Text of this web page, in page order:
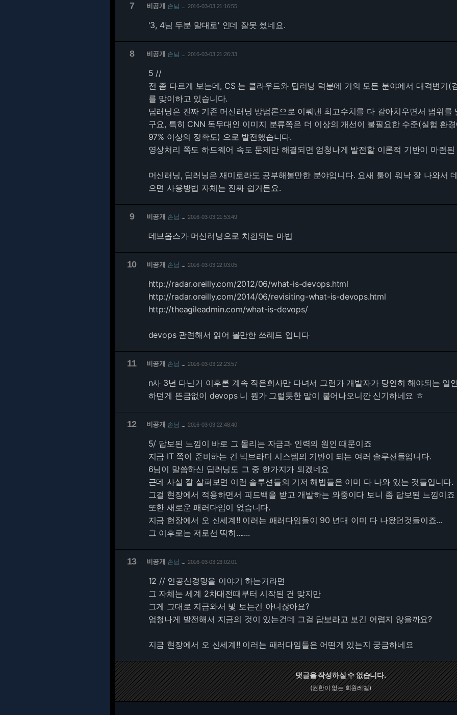
7 비공개 손님 2016-03-03 21:16:55
'3, 4님 두분 말대로' 인데 잘못 썼네요.
8 비공개 손님 2016-03-03 21:26:33
5 //
전 좀 다르게 보는데, CS 는 클라우드와 딥러닝 덕분에 거의 모든 분야에서 대격변기(
를 맞이하고 있습니다.
딥러닝은 진짜 기존 머신러닝 방법론으로 이뤄낸 최고수치를 다 갈아치우면서 범위를
구요, 특히 CNN 독무대인 이미지 분류쪽은 더 이상의 개선이 불필요한 수준(실험 환
97% 이상의 정확도) 으로 발전했습니다.
영상처리 쪽도 하드웨어 속도 문제만 해결되면 엄청나게 발전할 이론적 기반이 마련된
머신러닝, 딥러닝은 재미로라도 공부해볼만한 분야입니다. 요새 툴이 워낙 잘 나와서
으면 사용방법 자체는 진짜 쉽거든요.
9 비공개 손님 2016-03-03 21:53:49
데브옵스가 머신러닝으로 치환되는 마법
10 비공개 손님 2016-03-03 22:03:05
http://radar.oreilly.com/2012/06/what-is-devops.html
http://radar.oreilly.com/2014/06/revisiting-what-is-devops.html
http://theagileadmin.com/what-is-devops/
devops 관련해서 읽어 볼만한 쓰레드 입니다
11 비공개 손님 2016-03-03 22:23:57
n사 3년 다닌거 이후론 계속 작은회사만 다녀서 그런가 개발자가 당연히 해야되는 일
하던게 뜬금없이 devops 니 뭔가 그럴듯한 말이 붙어나오니깐 신기하네요 ㅎ
12 비공개 손님 2016-03-03 22:48:40
5/ 답보된 느낌이 바로 그 몰리는 자금과 인력의 원인 때문이죠
지금 IT 쪽이 준비하는 건 빅브라더 시스템의 기반이 되는 여러 솔루션들입니다.
6님이 말씀하신 딥러닝도 그 중 한가지가 되겠네요
근데 사실 잘 살펴보면 이런 솔루션들의 기저 해법들은 이미 다 나와 있는 것들입니다.
그걸 현장에서 적용하면서 피드백을 받고 개발하는 와중이다 보니 좀 답보된 느낌이죠
또한 새로운 패러다임이 없습니다.
지금 현장에서 오 신세계!! 이러는 패러다임들이 90 년대 이미 다 나왔던것들이죠...
그 이후로는 저로선 딱히.......
13 비공개 손님 2016-03-03 23:02:01
12 // 인공신경망을 이야기 하는거라면
그 자체는 세계 2차대전때부터 시작된 건 맞지만
그게 그대로 지금와서 빛 보는건 아니잖아요?
엄청나게 발전해서 지금의 것이 있는건데 그걸 답보라고 보긴 어렵지 않을까요?
지금 현장에서 오 신세계!! 이러는 패러다임들은 어떤게 있는지 궁금하네요
댓글을 작성하실 수 없습니다.
(권한이 없는 회원레벨)